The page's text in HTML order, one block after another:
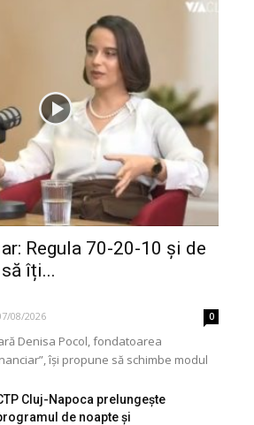
Regula 70-20-10 și de
îți...
08/2026 0
Denisa Pocol, fondatoarea
își propune să schimbe modul
Cluj-Napoca prelungește
de noapte și